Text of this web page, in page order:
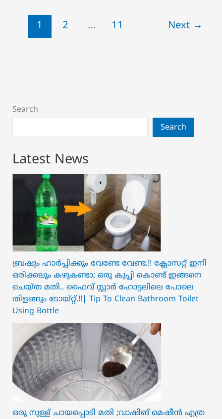
പരിശീലകന്റെ
1 2 … 11 Next →
Search
Search
Latest News
ബ്രഷും ഹാർപ്പിക്കും വേണ്ടേ വേണ്ട.!! ക്ലോസറ്റ് ഇനി
ഒരിക്കലും കഴുകണ്ടാ; ഒരു കുപ്പി കൊണ്ട് ഇങ്ങനെ
ചെയ്ത മതി.. ഫൈവ് സ്റ്റാർ ഹോട്ടലിലെ പോലെ
തിളങ്ങും ടോയ്റ്റ്.!!| Tip To Clean Bathroom Toilet
Using Bottle
ഒരു നുള്ള് ചായപ്പൊടി മതി ;വാഷിങ് മെഷീൻ എത്ര